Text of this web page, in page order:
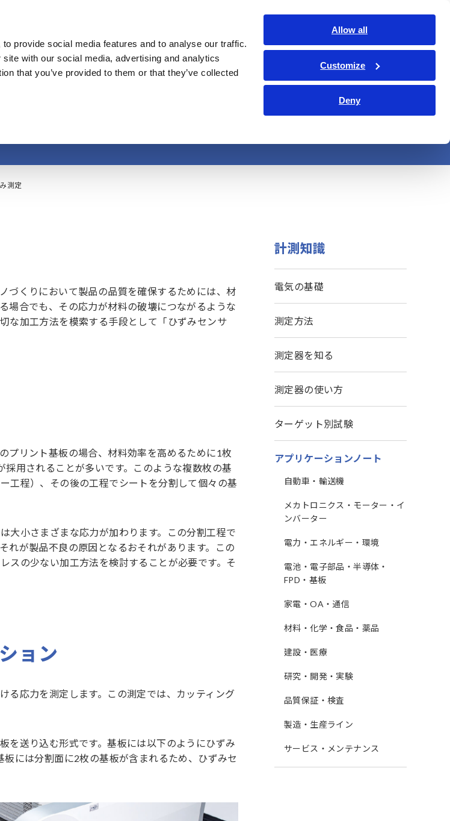
provide social media features and to analyse our traffic.
with our social media, advertising and analytics
that you’ve provided to them or that they’ve collected
Allow all
Customize
Deny
業種・ソリューション 計測知識 サービス・サポート コーポレート・IR
お問い合わせ
レスを評価するひずみ測定
測定
づくりにおいて製品の品質を確保するためには、材
場合でも、その応力が材料の破壊につながるような
な加工方法を模索する手段として「ひずみセンサ
プリント基板の場合、材料効率を高めるために1枚
用されることが多いです。このような複数枚の基
工程）、その後の工程でシートを分割して個々の基
大小さまざまな応力が加わります。この分割工程で
れが製品不良の原因となるおそれがあります。この
スの少ない加工方法を検討することが必要です。そ
ョン
る応力を測定します。この測定では、カッティング
を送り込む形式です。基板には以下のようにひずみ
には分割面に2枚の基板が含まれるため、ひずみセ
計測知識
電気の基礎
測定方法
測定器を知る
測定器の使い方
ターゲット別試験
アプリケーションノート
自動車・輸送機
メカトロニクス・モーター・イ
ンバーター
電力・エネルギー・環境
電池・電子部品・半導体・
FPD・基板
家電・OA・通信
材料・化学・食品・薬品
建設・医療
研究・開発・実験
品質保証・検査
製造・生産ライン
サービス・メンテナンス